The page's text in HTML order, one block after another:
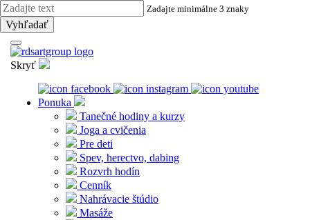
Zadajte minimálne 3 znaky
Vyhľadať
Skryť
Ponuka
Tanečné hodiny a kurzy
Joga a cvičenia
Pre deti
Spev, herectvo, dabing
Rozvrh hodín
Cenník
Nahrávacie štúdio
Masáže